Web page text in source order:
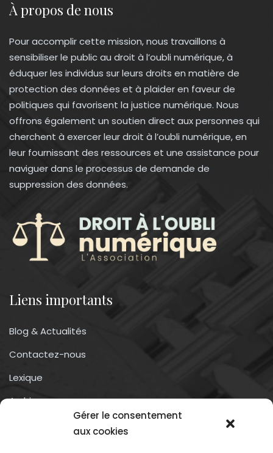
Gérer le consentement
aux cookies
À propos de nous
Pour accomplir cette mission, nous travaillons à
sensibiliser le public au droit à l’oubli numérique, à
éduquer les individus sur leurs droits en matière de
protection des données et à plaider en faveur de
politiques qui favorisent la justice numérique. Nous
offrons également un soutien direct aux personnes qui
cherchent à exercer leur droit à l’oubli numérique, en
leur fournissant des ressources et une assistance pour
naviguer dans le processus de demande de
suppression des données.
Liens importants
Blog & Actualités
Contactez-nous
Lexique
Archives